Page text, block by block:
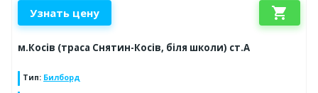
Узнать цену shopping_cart
м.Косів (траса Снятин-Косів, біля школи) ст.А
Тип: Билборд